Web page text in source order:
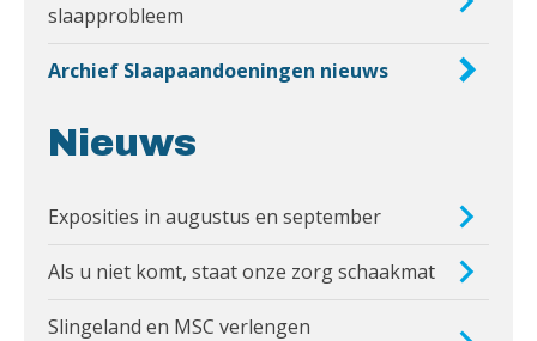
slaapprobleem
Archief Slaapaandoeningen nieuws
Nieuws
Exposities in augustus en september
Als u niet komt, staat onze zorg schaakmat
Slingeland en MSC verlengen